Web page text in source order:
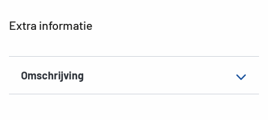
Extra informatie
Omschrijving